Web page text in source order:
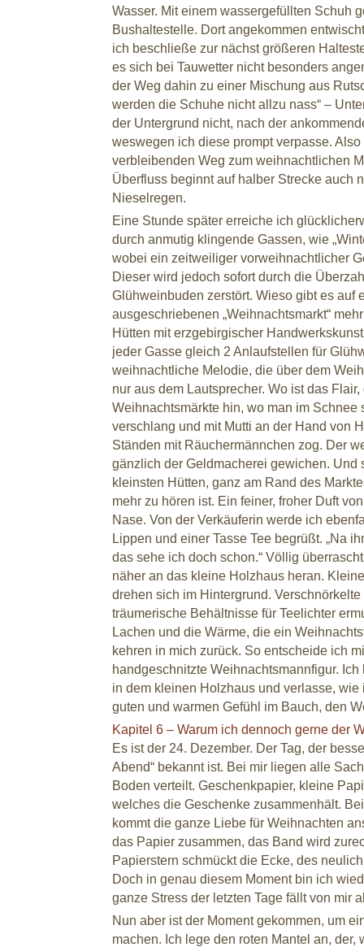
Wasser. Mit einem wassergefüllten Schuh
Bushaltestelle. Dort angekommen
ich beschließe zur nächst größeren
es sich bei Tauwetter nicht besonders
der Weg dahin zu einer Mischung aus
werden die Schuhe nicht allzu nass“ –
der Untergrund nicht, nach der
weswegen ich diese prompt verpasse.
verbleibenden Weg zum weihnachtlichen
Überfluss beginnt auf halber Strecke auch
Nieselregen.
Eine Stunde später erreiche ich
durch anmutig klingende Gassen, wie
wobei ein zeitweiliger vorweihnachtlicher
Dieser wird jedoch sofort durch die
Glühweinbuden zerstört. Wieso gibt es auf
ausgeschriebenen „Weihnachtsmarkt“
Hütten mit erzgebirgischer
jeder Gasse gleich 2 Anlaufstellen für
weihnachtliche Melodie, die über dem
nur aus dem Lautsprecher. Wo ist das
Weihnachtsmärkte hin, wo man im Schnee
verschlang und mit Mutti an der Hand von
Ständen mit Räuchermännchen zog. Der
gänzlich der Geldmacherei gewichen. Und
kleinsten Hütten, ganz am Rand des
mehr zu hören ist. Ein feiner, froher Duft
Nase. Von der Verkäuferin werde ich
Lippen und einer Tasse Tee begrüßt. „Na
das sehe ich doch schon.“ Völlig
näher an das kleine Holzhaus heran.
drehen sich im Hintergrund.
träumerische Behältnisse für Teelichter
Lachen und die Wärme, die ein
kehren in mich zurück. So entscheide ich
handgeschnitzte Weihnachtsmannfigur.
in dem kleinen Holzhaus und verlasse, wie
guten und warmen Gefühl im Bauch, den
Kapitel 6 – Warum ich dennoch gerne der
Es ist der 24. Dezember. Der Tag, der
Abend“ bekannt ist. Bei mir liegen alle
Boden verteilt. Geschenkpapier, kleine
welches die Geschenke zusammenhält.
kommt die ganze Liebe für Weihnachten
das Papier zusammen, das Band wird
Papierstern schmückt die Ecke, des
Doch in genau diesem Moment bin ich
ganze Stress der letzten Tage fällt von mir
Nun aber ist der Moment gekommen, um
machen. Ich lege den roten Mantel an,